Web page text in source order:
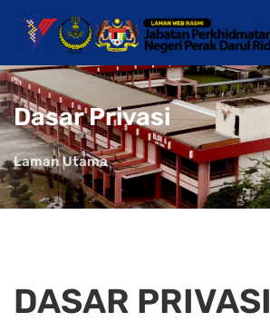
Dasar Privasi
Laman Utama
DASAR PRIVASI